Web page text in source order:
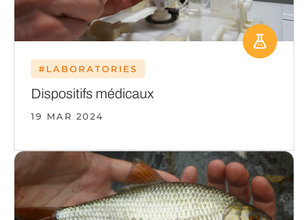
#LABORATORIES
Dispositifs médicaux
19 MAR 2024